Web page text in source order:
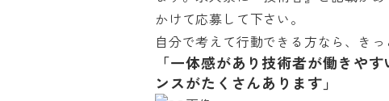
かけて応募して下さい。
自分で考えて行動できる方なら、き
「一体感があり技術者が働きや
ンスがたくさんあります」